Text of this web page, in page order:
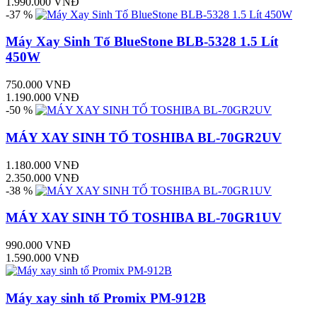
-37 %
Máy Xay Sinh Tố BlueStone BLB-5328 1.5 Lít
450W
750.000 VNĐ
1.190.000 VNĐ
-50 %
MÁY XAY SINH TỐ TOSHIBA BL-70GR2UV
1.180.000 VNĐ
2.350.000 VNĐ
-38 %
MÁY XAY SINH TỐ TOSHIBA BL-70GR1UV
990.000 VNĐ
1.590.000 VNĐ
Máy xay sinh tố Promix PM-912B